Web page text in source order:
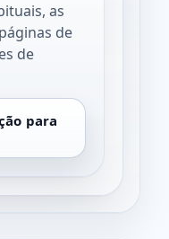
as
de
de
para